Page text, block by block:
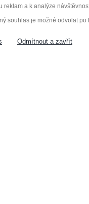
a k analýze
souhlas je možné odvolat
Odmítnout a zavřít